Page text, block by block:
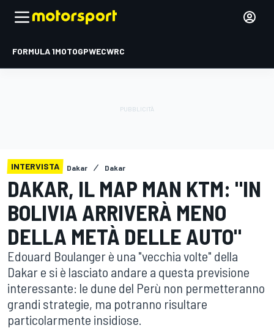
FORMULA 1MOTOGPWECWRC
INTERVISTA Dakar Dakar
DAKAR, IL MAP MAN KTM: "IN
BOLIVIA ARRIVERÀ MENO
DELLA METÀ DELLE AUTO"
Edouard Boulanger è una "vecchia volte" della
Dakar e si è lasciato andare a questa previsione
interessante: le dune del Perù non permetteranno
grandi strategie, ma potranno risultare
particolarmente insidiose.